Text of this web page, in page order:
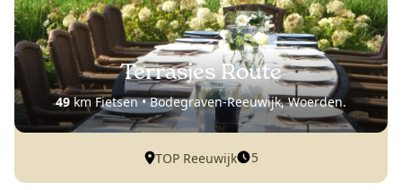
Terrasjes Route
49km Fietsen • Bodegraven-Reeuwijk, Woerden.
TOP Reeuwijk 5